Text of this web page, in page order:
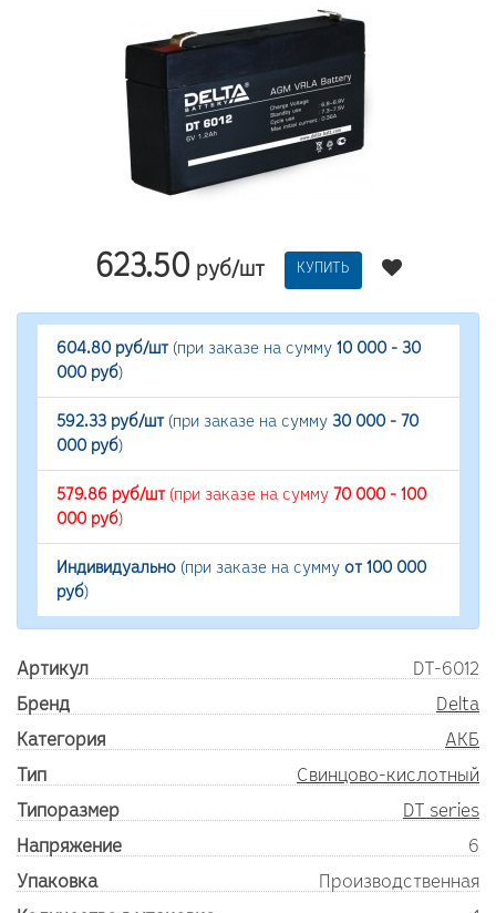
623.50 руб/шт КУПИТЬ
604.80 руб/шт(при заказе на сумму 10 000 - 30
000 руб)
592.33 руб/шт(при заказе на сумму 30 000 - 70
000 руб)
579.86 руб/шт(при заказе на сумму 70 000 - 100
000 руб)
Индивидуально (при заказе на сумму от 100 000
руб)
Артикул
DT-6012
Бренд
Delta
Категория
АКБ
Тип
Свинцово-кислотный
Типоразмер
DT series
Напряжение
6
Упаковка
Производственная